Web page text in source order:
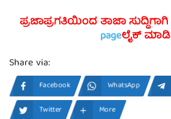
ಪ್ರಜಾಪ್ರಗತಿಯಿಂದ ತಾಜಾ ಸುದ್ದಿಗಾಗಿ
pageಲೈಕ್ ಮಾಡಿ
Share via:
Facebook WhatsApp
Twitter
More